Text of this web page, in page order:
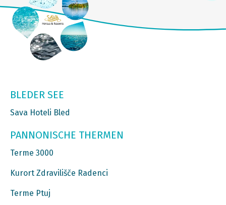
BLEDER SEE
Sava Hoteli Bled
PANNONISCHE THERMEN
Terme 3000
Kurort Zdravilišče Radenci
Terme Ptuj